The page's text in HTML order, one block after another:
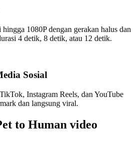
1080P dengan gerakan halus dan
4 detik, 8 detik, atau 12 detik.
Sosial
Instagram Reels, dan YouTube
dan langsung viral.
to Human video